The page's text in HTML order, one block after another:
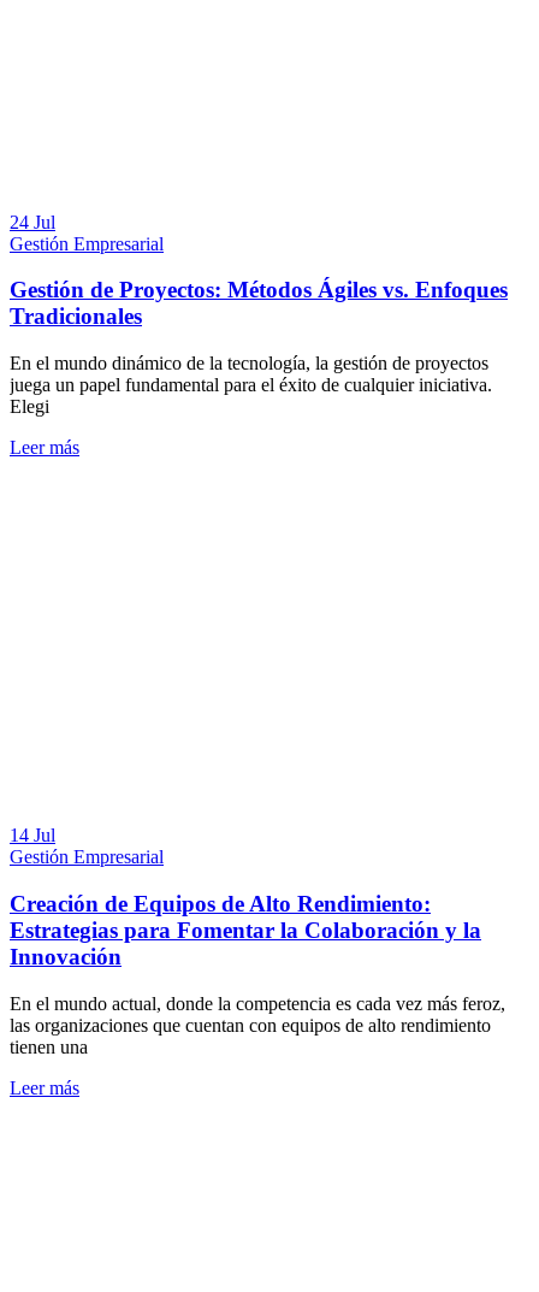
24 Jul
Gestión Empresarial
Gestión de Proyectos: Métodos Ágiles vs. Enfoques
Tradicionales
En el mundo dinámico de la tecnología, la gestión de proyectos
juega un papel fundamental para el éxito de cualquier iniciativa.
Elegi
Leer más
14 Jul
Gestión Empresarial
Creación de Equipos de Alto Rendimiento:
Estrategias para Fomentar la Colaboración y la
Innovación
En el mundo actual, donde la competencia es cada vez más feroz,
las organizaciones que cuentan con equipos de alto rendimiento
tienen una
Leer más